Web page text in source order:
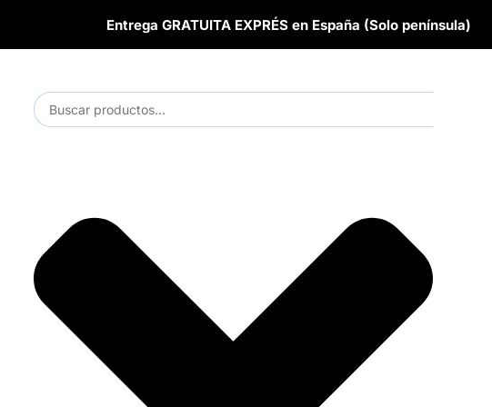
Entrega GRATUITA EXPRÉS en España (Solo península)